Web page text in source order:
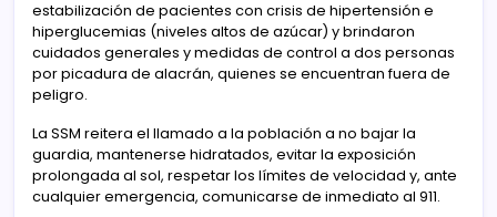
estabilización de pacientes con crisis de hipertensión e
hiperglucemias (niveles altos de azúcar) y brindaron
cuidados generales y medidas de control a dos personas
por picadura de alacrán, quienes se encuentran fuera de
peligro.
La SSM reitera el llamado a la población a no bajar la
guardia, mantenerse hidratados, evitar la exposición
prolongada al sol, respetar los límites de velocidad y, ante
cualquier emergencia, comunicarse de inmediato al 911.